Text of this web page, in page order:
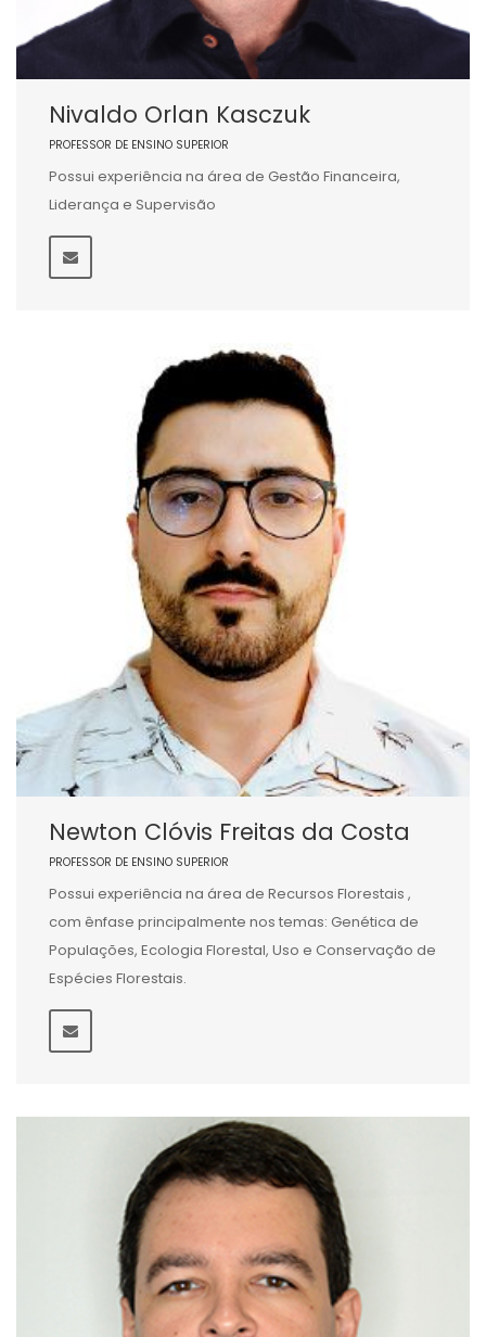
Nivaldo Orlan Kasczuk
PROFESSOR DE ENSINO SUPERIOR
Possui experiência na área de Gestão Financeira,
Liderança e Supervisão
Newton Clóvis Freitas da Costa
PROFESSOR DE ENSINO SUPERIOR
Possui experiência na área de Recursos Florestais ,
com ênfase principalmente nos temas: Genética de
Populações, Ecologia Florestal, Uso e Conservação de
Espécies Florestais.